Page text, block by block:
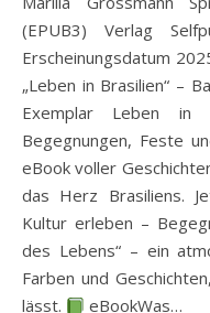
(EPUB3) Verlag
Erscheinungsdatum
„Leben in Brasilien“ –
Exemplar Leben
Begegnungen, Feste
eBook voller
das Herz Brasiliens.
Kultur erleben –
des Lebens“ – ein
Farben und
lässt.
eBookWas…